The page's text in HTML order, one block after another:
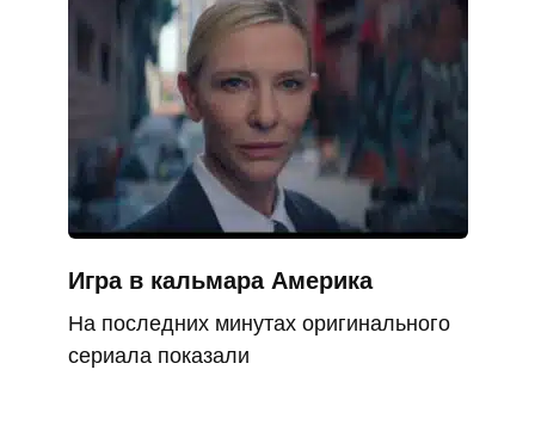
Игра в кальмара Америка
На последних минутах оригинального
сериала показали